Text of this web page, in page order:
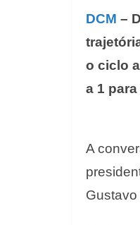
DCM –
o ciclo
a 1
A